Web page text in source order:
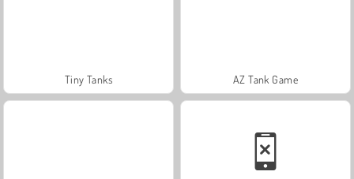
Tiny Tanks AZ Tank Game